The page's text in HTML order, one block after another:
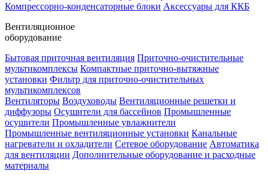
Компрессорно-конденсаторные блоки Аксессуары для ККБ
Вентиляционное
оборудование
Бытовая приточная вентиляция Приточно-очистительные
мультикомплексы Компактные приточно-вытяжные
установки Фильтр для приточно-очистительных
мультикомплексов
Вентиляторы Воздуховоды Вентиляционные решетки и
диффузоры Осушители для бассейнов Промышленные
осушители Промышленные увлажнители
Промышленные вентиляционные установки Канальные
нагреватели и охладители Сетевое оборудование Автоматика
для вентиляции Дополнительные оборудование и расходные
материалы